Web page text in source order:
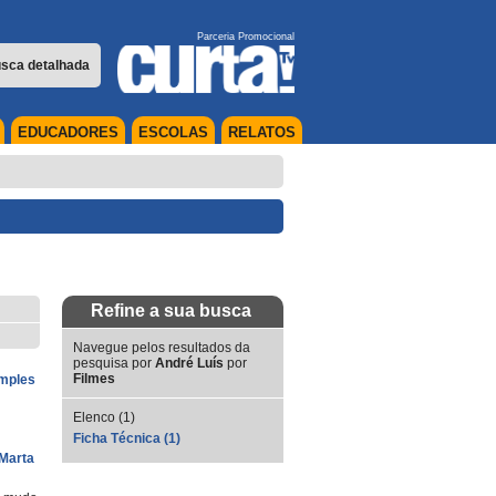
detalhada
Parceria Promocional
RELATOS
ESCOLAS
EDUCADORES
Marta
Refine a sua busca
Navegue pelos resultados da
pesquisa por André Luís por
Filmes
Elenco (1)
Ficha Técnica (1)